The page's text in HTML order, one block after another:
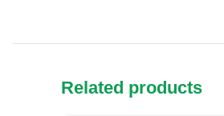
Related products